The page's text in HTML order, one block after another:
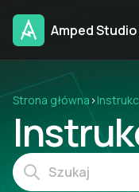
Amped Studio
Strona główna ›